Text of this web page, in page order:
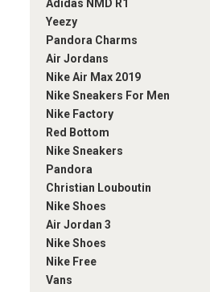
Adidas NMD R1
Yeezy
Pandora Charms
Air Jordans
Nike Air Max 2019
Nike Sneakers For Men
Nike Factory
Red Bottom
Nike Sneakers
Pandora
Christian Louboutin
Nike Shoes
Air Jordan 3
Nike Shoes
Nike Free
Vans